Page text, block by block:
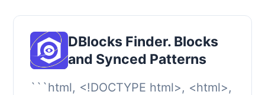
DBlocks Finder. Blocks
and Synced Patterns
```html, <!DOCTYPE html>, <html>,